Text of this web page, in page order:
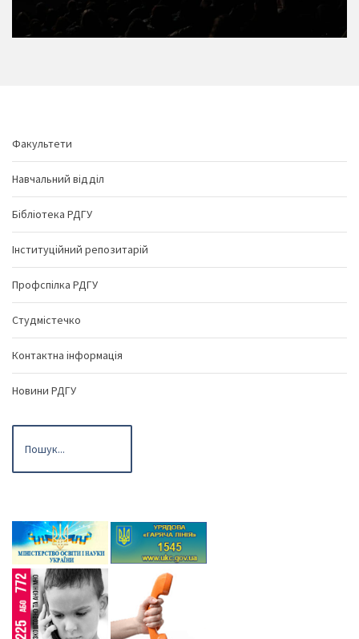
Факультети
Навчальний відділ
Бібліотека РДГУ
Інституційний репозитарій
Профспілка РДГУ
Студмістечко
Контактна інформація
Новини РДГУ